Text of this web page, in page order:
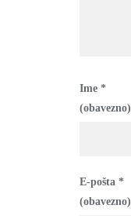
Ime *
(obavezno)
E-pošta *
(obavezno)